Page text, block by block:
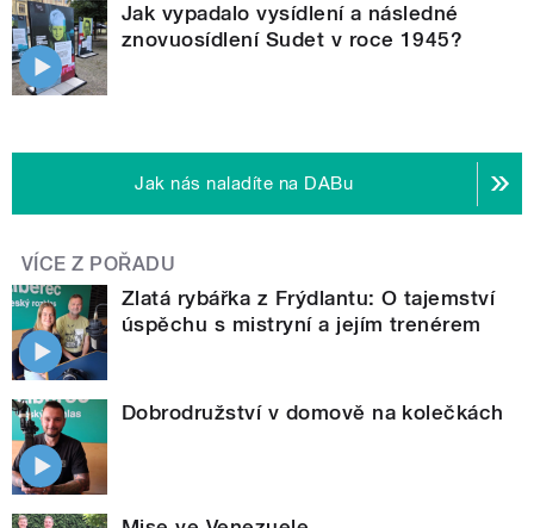
Jak vypadalo vysídlení a následné
znovuosídlení Sudet v roce 1945?
Jak nás naladíte na DABu
VÍCE Z POŘADU
Zlatá rybářka z Frýdlantu: O tajemství
úspěchu s mistryní a jejím trenérem
Dobrodružství v domově na kolečkách